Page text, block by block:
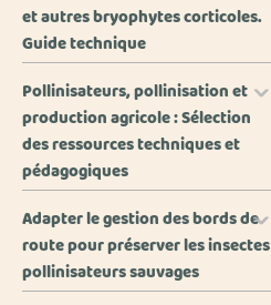
et autres bryophytes corticoles.
Guide technique
Pollinisateurs, pollinisation et
production agricole : Sélection
des ressources techniques et
pédagogiques
Adapter le gestion des bords de
route pour préserver les insectes
pollinisateurs sauvages